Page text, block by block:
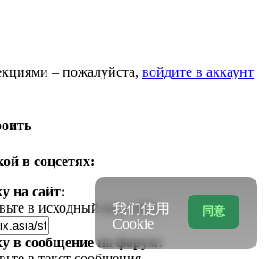
– пожалуйста, войдите в аккаунт
в соцсетях:
на сайт:
в исходный код сайта
в сообщение на форум:
同意
我们使用
Cookie